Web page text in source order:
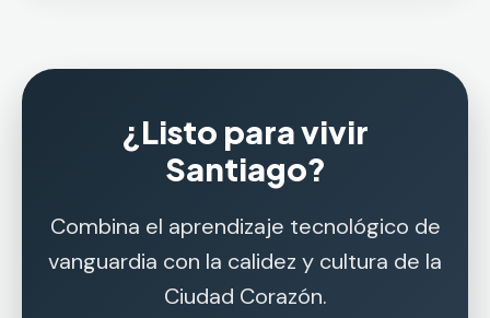
¿Listo para vivir
Santiago?
Combina el aprendizaje tecnológico de
vanguardia con la calidez y cultura de la
Ciudad Corazón.